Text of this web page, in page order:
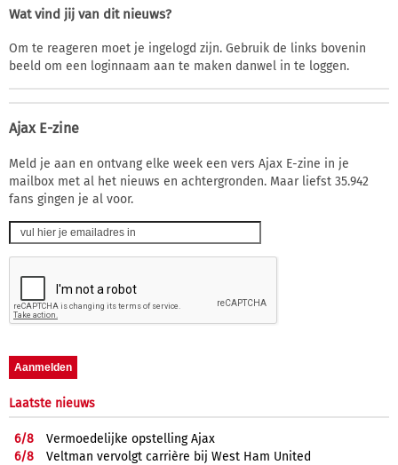
Wat vind jij van dit nieuws?
Om te reageren moet je ingelogd zijn. Gebruik de links bovenin
beeld om een loginnaam aan te maken danwel in te loggen.
Ajax E-zine
Meld je aan en ontvang elke week een vers Ajax E-zine in je
mailbox met al het nieuws en achtergronden. Maar liefst 35.942
fans gingen je al voor.
Laatste nieuws
6/8
Vermoedelijke opstelling Ajax
6/8
Veltman vervolgt carrière bij West Ham United